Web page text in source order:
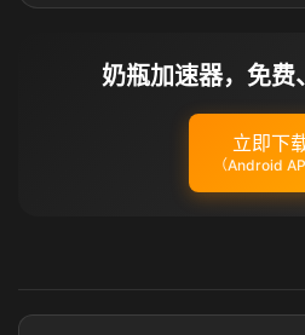
奶瓶加速器，免费
立即下
（Android